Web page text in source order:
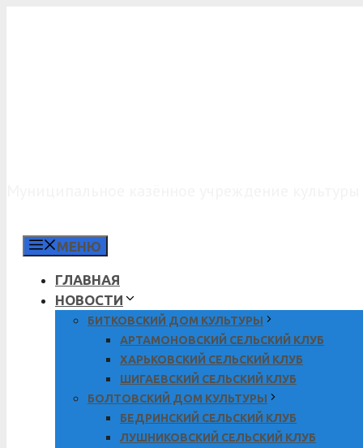
МЕНЮ
ГЛАВНАЯ
НОВОСТИ
БИТКОВСКИЙ ДОМ КУЛЬТУРЫ
АРТАМОНОВСКИЙ СЕЛЬСКИЙ КЛУБ
ХАРЬКОВСКИЙ СЕЛЬСКИЙ КЛУБ
ШИГАЕВСКИЙ СЕЛЬСКИЙ КЛУБ
БОЛТОВСКИЙ ДОМ КУЛЬТУРЫ
БЕДРИНСКИЙ СЕЛЬСКИЙ КЛУБ
ЛУШНИКОВСКИЙ СЕЛЬСКИЙ КЛУБ